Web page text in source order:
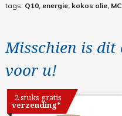
tags: Q10, energie, kokos olie,
Misschien is dit
voor u!
2 stuks gratis
verzending*